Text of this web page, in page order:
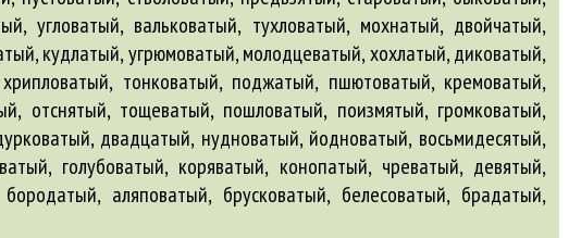
угловатый, вальковатый, тухловатый, мохнатый, двойчатый,
кудлатый, угрюмоватый, молодцеватый, хохлатый, диковатый,
тонковатый, поджатый, пшютоватый, кремоватый,
отснятый, тощеватый, пошловатый, поизмятый, громковатый,
двадцатый, нудноватый, йодноватый, восьмидесятый,
голубоватый, коряватый, конопатый, чреватый, девятый,
бородатый, аляповатый, брусковатый, белесоватый, брадатый,